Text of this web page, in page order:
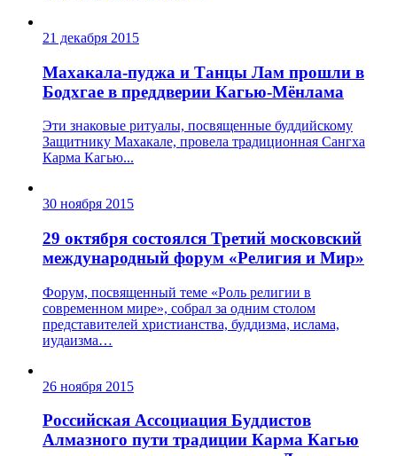
21 декабря 2015
Махакала-пуджа и Танцы Лам прошли в
Бодхгае в преддверии Кагью-Мёнлама
Эти знаковые ритуалы, посвященные буддийскому
Защитнику Махакале, провела традиционная Сангха
Карма Кагью...
30 ноября 2015
29 октября состоялся Третий московский
международный форум «Религия и Мир»
Форум, посвященный теме «Роль религии в
современном мире», собрал за одним столом
представителей христианства, буддизма, ислама,
иудаизма…
26 ноября 2015
Российская Ассоциация Буддистов
Алмазного пути традиции Карма Кагью